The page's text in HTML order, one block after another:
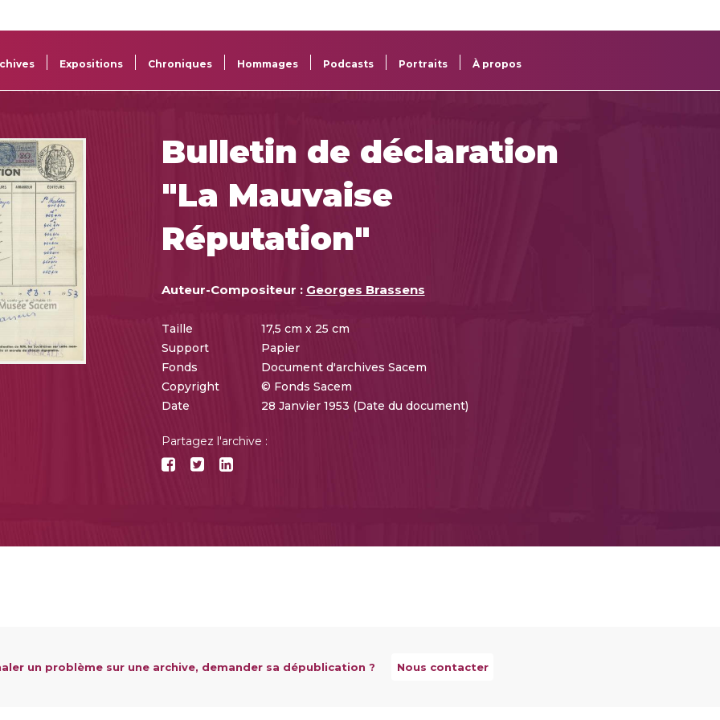
Sacem
projets
Sacem
des œuvres
Expositions Chroniques Hommages Podcasts Portraits À propos
Bulletin de déclaration
"La Mauvaise
Réputation"
Auteur-Compositeur : Georges Brassens
Taille
17,5 cm x 25 cm
Support
Papier
Fonds
Document d'archives Sacem
Copyright
© Fonds Sacem
Date
28 Janvier 1953 (Date du document)
Partagez l'archive :
un problème sur une archive, demander sa dépublication ? Nous contacter